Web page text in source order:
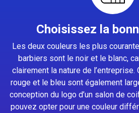
Choisissez la
Les deux couleurs les plus
barbiers sont le noir et le blanc,
clairement la nature de l’entreprise.
rouge et le bleu sont également
conception du logo d’un salon de
pouvez opter pour une couleur